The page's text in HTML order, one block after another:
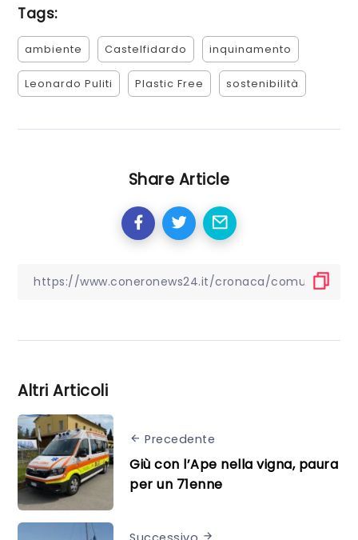
Tags:
ambiente Castelfidardo inquinamento
Leonardo Puliti Plastic Free sostenibilità
Share Article
Altri Articoli
Precedente
Giù con l’Ape nella vigna, paura
per un 71enne